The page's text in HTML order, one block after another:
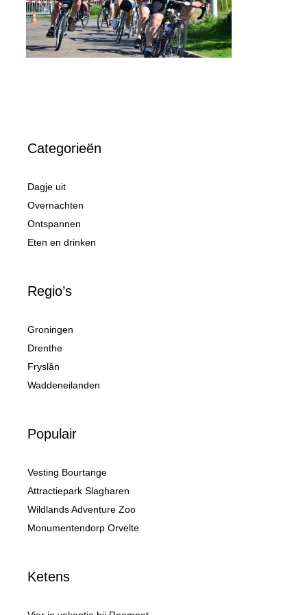
Categorieën
Dagje uit
Overnachten
Ontspannen
Eten en drinken
Regio’s
Groningen
Drenthe
Fryslân
Waddeneilanden
Populair
Vesting Bourtange
Attractiepark Slagharen
Wildlands Adventure Zoo
Monumentendorp Orvelte
Ketens